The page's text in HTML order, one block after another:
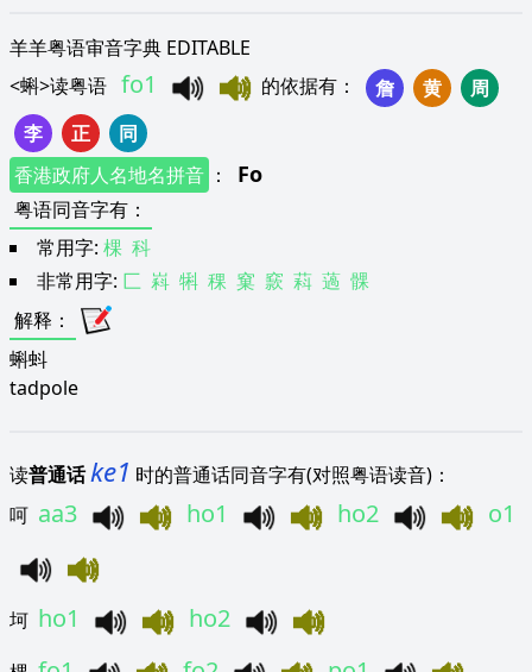
羊羊粤语审音字典 EDITABLE
<蝌>读粤语 fo1 的依据有 ： 詹 黄
周
李
正
同
香港政府人名地名拼音 ： Fo
粤语同音字有 ：
常用字: 棵 科
非常用字: 匚 嵙 犐 稞 窠 窾 萪 薖 髁
解释 ：
蝌蚪
tadpole
读普通话ke1 时的普通话同音字有(对照粤语读音)：
呵 aa3 ho1 ho2 o1
坷 ho1 ho2